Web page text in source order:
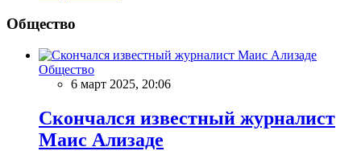
Общество
Общество
6 март 2025, 20:06
Скончался известный журналист
Маис Ализаде